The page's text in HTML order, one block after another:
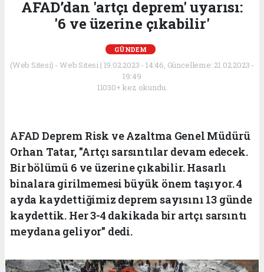
AFAD’dan 'artçı deprem' uyarısı:
'6 ve üzerine çıkabilir'
GÜNDEM
(Web Sitesi) - Web Sitesi | 19.02.2023 - 14:46, Güncelleme: 21.02.2023 -
19:49
11030+ kez okundu.
AFAD Deprem Risk ve Azaltma Genel Müdürü
Orhan Tatar, "Artçı sarsıntılar devam edecek.
Bir bölümü 6 ve üzerine çıkabilir. Hasarlı
binalara girilmemesi büyük önem taşıyor. 4
ayda kaydettiğimiz deprem sayısını 13 günde
kaydettik. Her 3-4 dakikada bir artçı sarsıntı
meydana geliyor" dedi.